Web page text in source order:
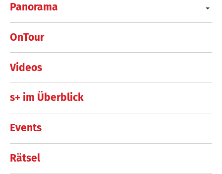
Panorama
OnTour
Videos
s+ im Überblick
Events
Rätsel